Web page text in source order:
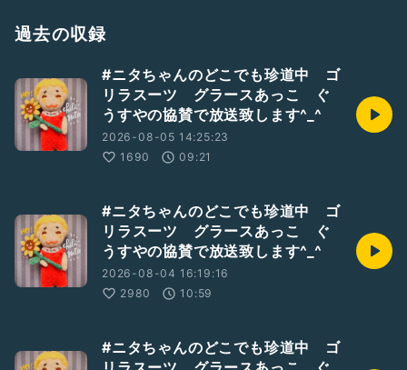
過去の収録
#ニタちゃんのどこでも珍道中 ゴ
リラスーツ グラースあっこ ぐ
うすやの協賛で放送致します^_^
2026-08-05 14:25:23
1690
09:21
#ニタちゃんのどこでも珍道中 ゴ
リラスーツ グラースあっこ ぐ
うすやの協賛で放送致します^_^
2026-08-04 16:19:16
2980
10:59
#ニタちゃんのどこでも珍道中 ゴ